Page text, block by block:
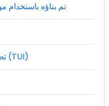
تم بناؤه
تطبيق واجهة المستخدم النصية (TUI)